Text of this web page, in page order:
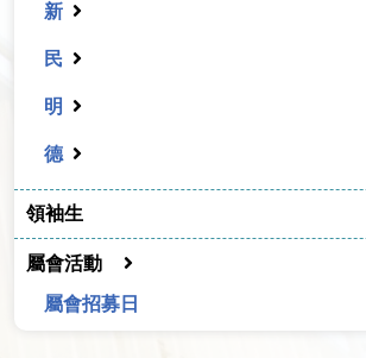
新
民
明
德
領袖生
屬會活動
屬會招募日